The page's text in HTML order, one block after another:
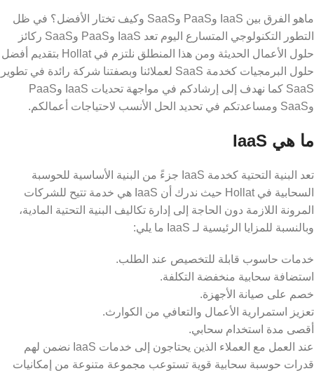
ماهو الفرق بين IaaS وPaaS وSaaS وكيف تختار الأفضل؟ في ظل
التطور التكنولوجي المتسارع اليوم تعد IaaS وPaaS وSaaS ركائز
حلول الأعمال الحديثة ومن هذا المنطلق نلتزم في Hollat بتقديم أفضل
حلول البرمجيات كخدمة SaaS لعملائنا وبصفتنا شركة رائدة في تطوير
SaaS كما نهدف إلى إرشادكم في مواجهة تحديات IaaS وPaaS
وSaaS ومساعدتكم في تحديد الحل الأنسب لاحتياجات أعمالكم.
ما هي IaaS
تعد البنية التحتية كخدمة IaaS جزءً من البنية الأساسية للحوسبة
السحابية في Hollat حيث ندرك أن IaaS هي خدمة تتيح للشركات
المرونة اللازمة دون الحاجة إلى إدارة تكاليف البنية التحتية المادية،
وبالنسبة للمزايا الرئيسية لـ IaaS ما يلي:
خدمات حاسوب قابلة للتخصيص عند الطلب.
استضافة سحابية منخفضة التكلفة.
خصم على صيانة الأجهزة.
تعزيز استمرارية الأعمال والتعافي من الكوارث.
أقصى مدة استخدام سحابي.
عند العمل مع العملاء الذين يحتاجون إلى خدمات IaaS نضمن لهم
قدرات حوسبة سحابية قوية تستوعب مجموعة متنوعة من إمكانيات